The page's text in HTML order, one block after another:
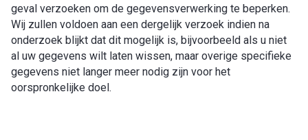
geval verzoeken om de gegevensverwerking te beperken.
Wij zullen voldoen aan een dergelijk verzoek indien na
onderzoek blijkt dat dit mogelijk is, bijvoorbeeld als u niet
al uw gegevens wilt laten wissen, maar overige specifieke
gegevens niet langer meer nodig zijn voor het
oorspronkelijke doel.